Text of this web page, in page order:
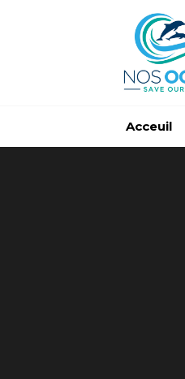
Acceuil